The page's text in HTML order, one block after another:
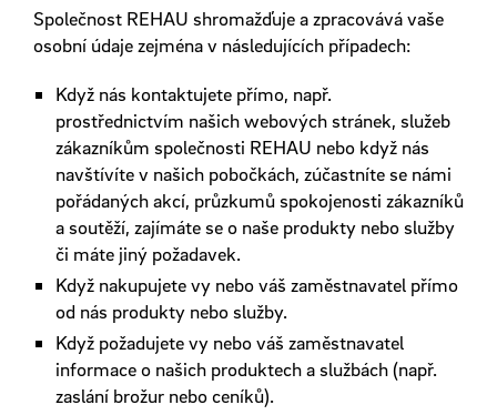
Společnost REHAU shromažďuje a zpracovává vaše
osobní údaje zejména v následujících případech:
Když nás kontaktujete přímo, např.
prostřednictvím našich webových stránek, služeb
zákazníkům společnosti REHAU nebo když nás
navštívíte v našich pobočkách, zúčastníte se námi
pořádaných akcí, průzkumů spokojenosti zákazníků
a soutěží, zajímáte se o naše produkty nebo služby
či máte jiný požadavek.
Když nakupujete vy nebo váš zaměstnavatel přímo
od nás produkty nebo služby.
Když požadujete vy nebo váš zaměstnavatel
informace o našich produktech a službách (např.
zaslání brožur nebo ceníků).